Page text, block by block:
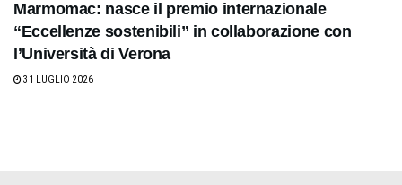
Marmomac: nasce il premio internazionale
“Eccellenze sostenibili” in collaborazione con
l’Università di Verona
31 LUGLIO 2026